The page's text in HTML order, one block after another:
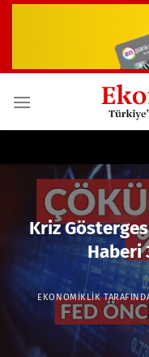
Kriz
Haberi
EKONOMIKLIK